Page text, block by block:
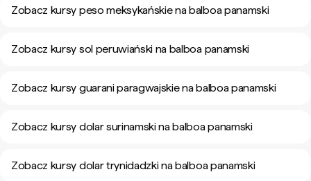
Zobacz kursy peso meksykańskie na balboa panamski
Zobacz kursy sol peruwiański na balboa panamski
Zobacz kursy guarani paragwajskie na balboa panamski
Zobacz kursy dolar surinamski na balboa panamski
Zobacz kursy dolar trynidadzki na balboa panamski